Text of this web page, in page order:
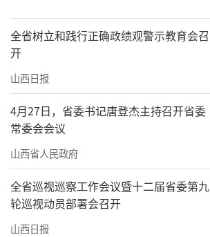
全省树立和践行正确政绩观警示教育会召
开
山西日报
4月27日，省委书记唐登杰主持召开省委
常委会会议
山西省人民政府
全省巡视巡察工作会议暨十二届省委第九
轮巡视动员部署会召开
山西日报